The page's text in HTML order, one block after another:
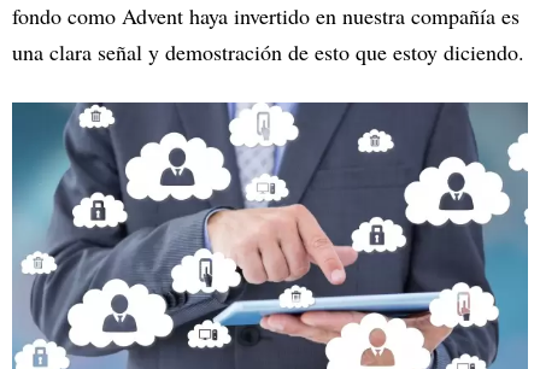
fondo como Advent haya invertido en nuestra compañía es
una clara señal y demostración de esto que estoy diciendo.